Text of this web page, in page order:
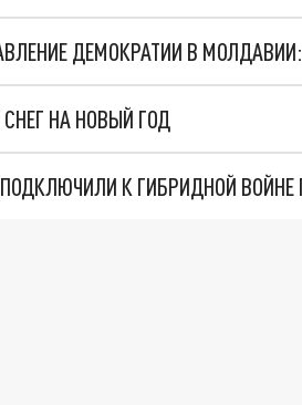
ДЕМОКРАТИИ В
НА НОВЫЙ ГОД
К ГИБРИДНОЙ ВОЙНЕ